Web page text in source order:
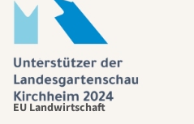
EU Landwirtschaft